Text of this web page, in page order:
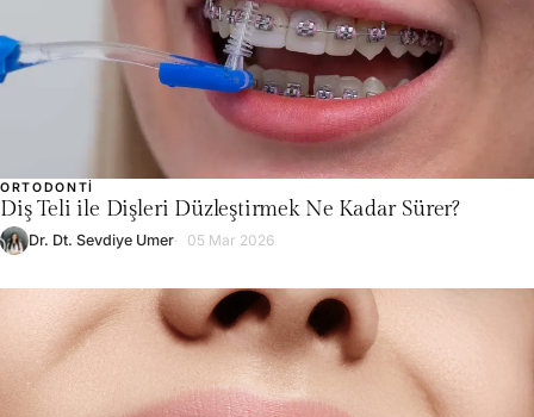
ORTODONTI
Diş Teli ile Dişleri Düzleştirmek Ne Kadar Sürer?
Dr. Dt. Sevdiye Umer 05 Mar 2026